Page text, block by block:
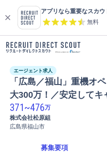
アプリなら重要なスカ
無料
エージェント求人
「広島／福山」重機オ
大300万！／安定して
371~476万
株式会社松原組
広島県福山市
募集要項